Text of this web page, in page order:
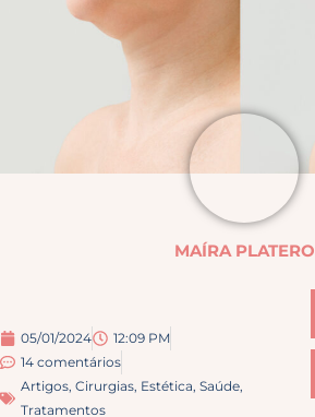
MAÍRA PLATERO
05/01/2024
12:09 PM
14 comentários
Artigos, Cirurgias, Estética, Saúde,
Tratamentos